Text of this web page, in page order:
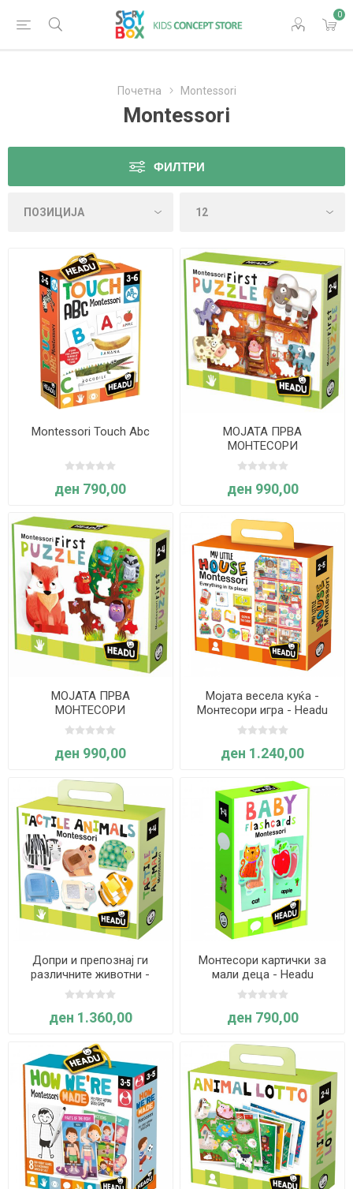
0
Почетна Montessori
Montessori
ФИЛТРИ
Montessori Touch Abc
ден 790,00
МОЈАТА ПРВА
МОНТЕСОРИ
СЛОЖУВАЛКА - ФАРМА -
Headu
ден 990,00
МОЈАТА ПРВА
МОНТЕСОРИ
СЛОЖУВАЛКА - ШУМА
ден 990,00
Мојата весела куќа -
Монтесори игра - Headu
ден 1.240,00
Допри и препознај ги
различните животни -
Montessori
ден 1.360,00
Монтесори картички за
мали деца - Headu
ден 790,00